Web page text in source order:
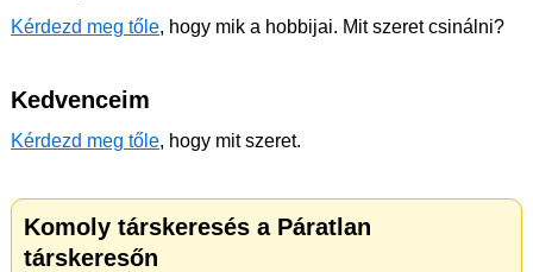
Kérdezd meg tőle, hogy mik a hobbijai. Mit szeret csinálni?
Kedvenceim
Kérdezd meg tőle, hogy mit szeret.
Komoly társkeresés a Páratlan
társkeresőn